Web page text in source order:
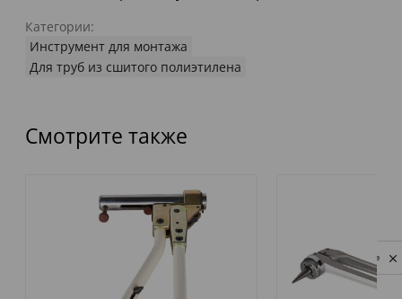
Категории:
Инструмент для монтажа
Для труб из сшитого полиэтилена
Смотрите также
Privacy notice